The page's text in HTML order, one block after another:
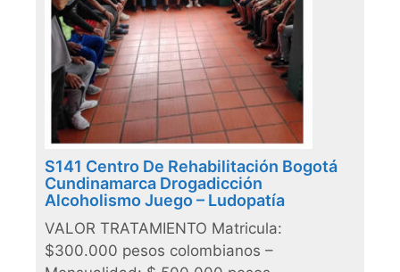
S141 Centro De Rehabilitación Bogotá
Cundinamarca Drogadicción
Alcoholismo Juego – Ludopatía
VALOR TRATAMIENTO Matricula:
$300.000 pesos colombianos –